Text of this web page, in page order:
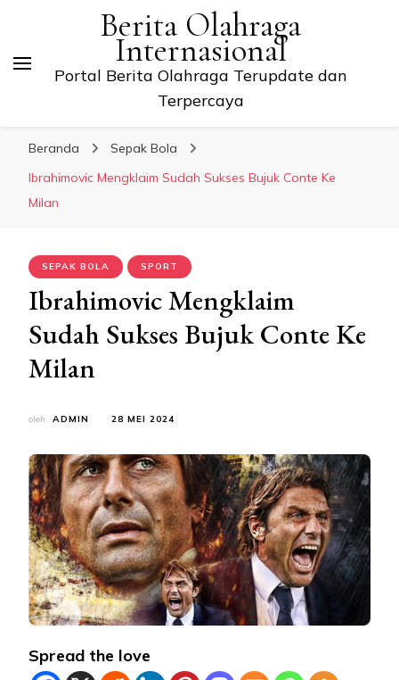
Berita Olahraga
Internasional
Portal Berita Olahraga Terupdate dan
Terpercaya
Beranda
Sepak Bola
Ibrahimovic Mengklaim Sudah Sukses Bujuk Conte Ke
Milan
SEPAK BOLA SPORT
Ibrahimovic Mengklaim
Sudah Sukses Bujuk Conte Ke
Milan
oleh ADMIN 28 MEI 2024
Spread the love